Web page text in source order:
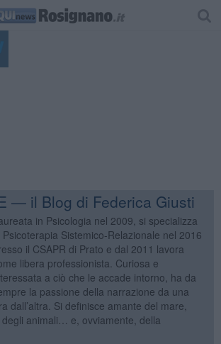
— il Blog di Federica Giusti
in Psicologia nel 2009, si specializza
Psicoterapia Sistemico-Relazionale nel 2016
il CSAPR di Prato e dal 2011 lavora
libera professionista. Curiosa e
a ciò che le accade intorno, ha da
la passione della narrazione da una
dall’altra. Si definisce amante del mare,
animali… e, ovviamente, della